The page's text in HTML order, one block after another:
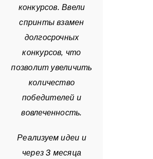
конкурсов. Ввели
спринты взамен
долгосрочных
конкурсов, что
позволит увеличить
количество
победителей и
вовлеченность.
Реализуем идеи и
через 3 месяца